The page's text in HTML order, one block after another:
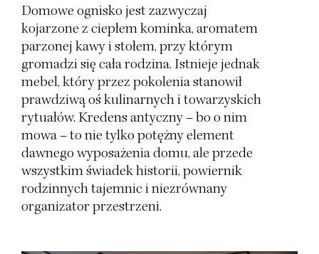
Domowe ognisko jest zazwyczaj
kojarzone z ciepłem kominka, aromatem
parzonej kawy i stołem, przy którym
gromadzi się cała rodzina. Istnieje jednak
mebel, który przez pokolenia stanowił
prawdziwą oś kulinarnych i towarzyskich
rytuałów. Kredens antyczny – bo o nim
mowa – to nie tylko potężny element
dawnego wyposażenia domu, ale przede
wszystkim świadek historii, powiernik
rodzinnych tajemnic i niezrównany
organizator przestrzeni.